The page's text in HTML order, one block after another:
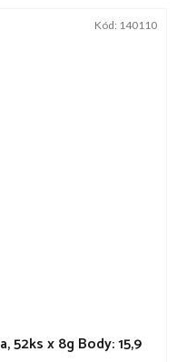
52ks x 8g Body: 15,9
Kód: 140110